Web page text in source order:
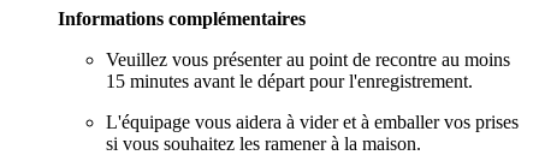
Informations complémentaires
Veuillez vous présenter au point de recontre au moins
15 minutes avant le départ pour l'enregistrement.
L'équipage vous aidera à vider et à emballer vos prises
si vous souhaitez les ramener à la maison.